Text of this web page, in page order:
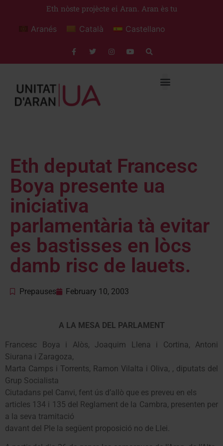
Eth nòste projècte ei Aran. Aran ès tu
Aranés Català Castellano
Eth deputat Francesc
Boya presente ua
iniciativa
parlamentària tà evitar
es bastisses en lòcs
damb risc de lauets.
Prepauses February 10, 2003
A LA MESA DEL PARLAMENT
Francesc Boya i Alòs, Joaquim Llena i Cortina, Antoni
Siurana i Zaragoza,
Marta Camps i Torrents, Ramon Vilalta i Oliva, , diputats del
Grup Socialista
Ciutadans pel Canvi, fent ús d’allò que es preveu en els
articles 134 i 135 del Reglament de la Cambra, presenten per
a la seva tramitació
davant del Ple la següent proposició no de Llei.